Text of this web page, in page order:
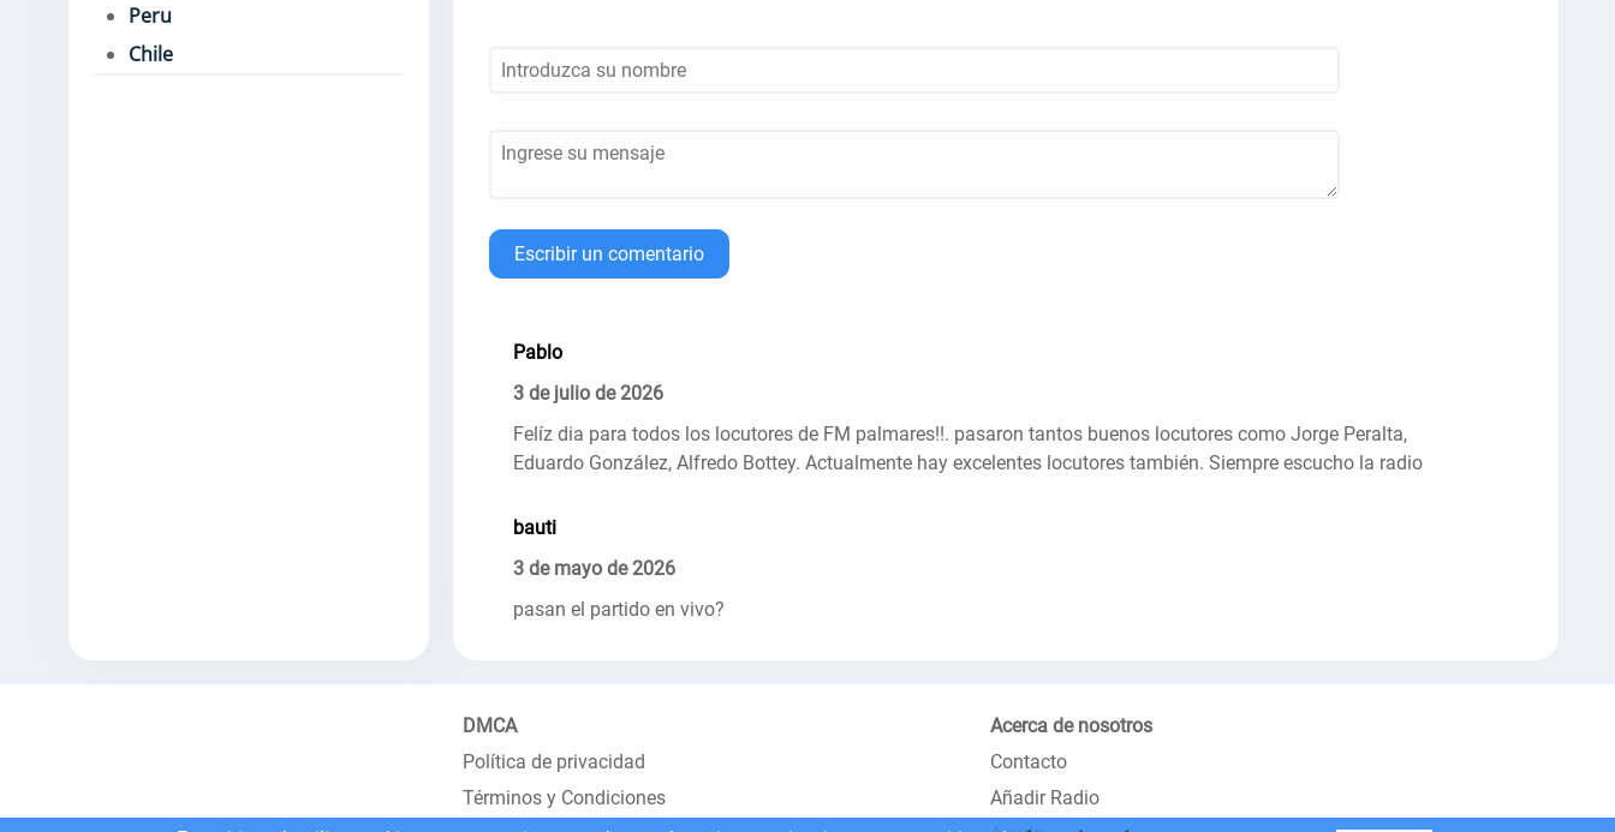
Peru
Chile
Escribir un comentario
Pablo
3 de julio de 2026
Felíz dia para todos los locutores de FM palmares!!. pasaron tantos buenos locutores como Jorge Peralta,
Eduardo González, Alfredo Bottey. Actualmente hay excelentes locutores también. Siempre escucho la radio
bauti
3 de mayo de 2026
pasan el partido en vivo?
DMCA
Política de privacidad
Términos y Condiciones
Acerca de nosotros
Contacto
Añadir Radio